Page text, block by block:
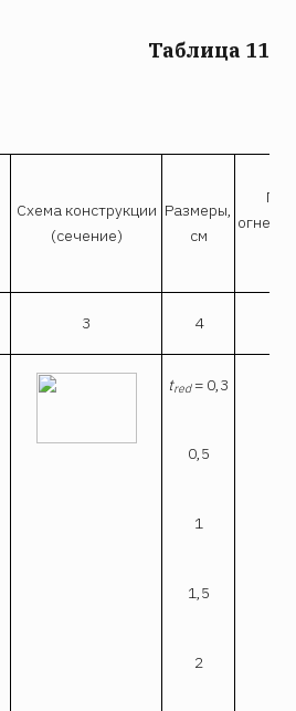
Таблица 11
Схема конструкции
(сечение)
Размеры,
см
3 4
tred= 0,3
0,5
1
1,5
2